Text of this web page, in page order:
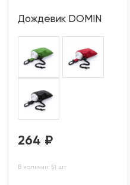
Дождевик DOMIN
264 ₽
В наличии: 51 шт